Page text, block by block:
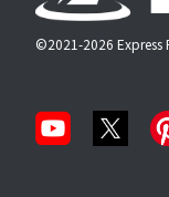
©2021-2026 Express